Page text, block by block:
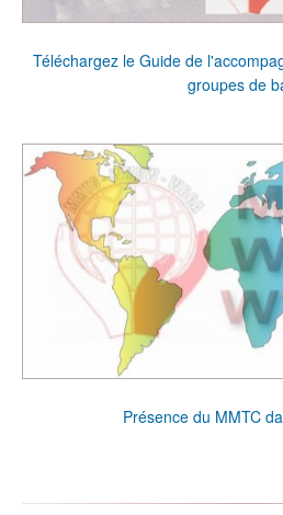
Téléchargez le Guide de
groupes de
Présence du MMTC